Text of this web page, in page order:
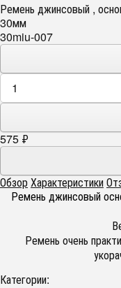
Ремень джинсовый ,
30мм
30miu-007
575 ₽
ОбзорХарактеристики
Ремень джинсовый
Ремень очень
Категории: